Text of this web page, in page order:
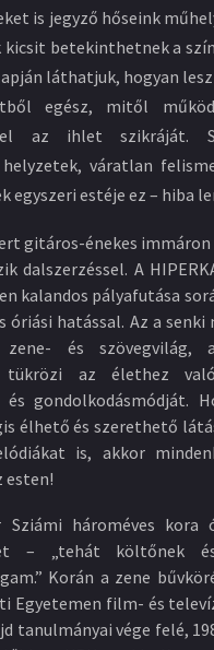
is jegyző hőseink
kicsit betekinthetnek a
láthatjuk, hogyan
egész, mitől
az ihlet szikráját.
váratlan
egyszeri estéje ez – hiba
gitáros-énekes
dalszerzéssel. A
kalandos pályafutása
óriási hatással. Az a senki
zene- és szövegvilág,
tükrözi az élethez
és gondolkodásmódját.
élhető és szerethető
is, akkor
esten!
Sziámi hároméves kora
– „tehát költőnek
Korán a zene
Egyetemen film- és
tanulmányai vége felé,